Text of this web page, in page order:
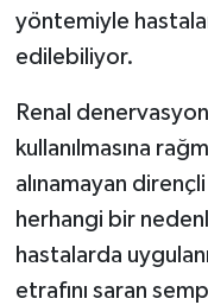
yöntemiyle
edilebiliyor.
Renal
kullanılmasına
alınamayan
herhangi bir
hastalarda
etrafını saran